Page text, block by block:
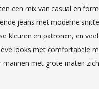
een mix van casual en
jeans met moderne
kleuren en patronen, en
looks met comfortabele
met grote maten